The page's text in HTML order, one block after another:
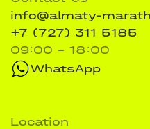
info@almaty-
+7 (727) 311 5185
09:00 - 18:00
WhatsApp
Location